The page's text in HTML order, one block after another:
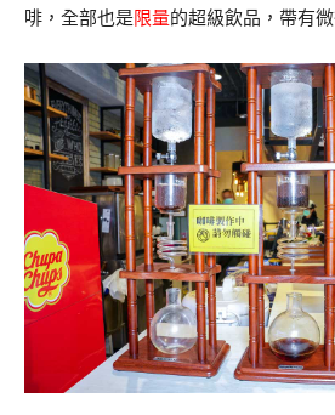
啡，全部也是限量的超級飲品，帶有